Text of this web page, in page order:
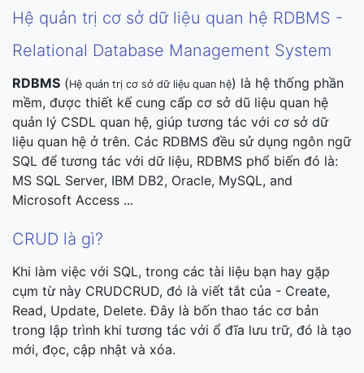
Hệ quản trị cơ sở dữ liệu quan hệ RDBMS -
Relational Database Management System
RDBMS (Hệ quản trị cơ sở dữ liệu quan hệ) là hệ thống phần
mềm, được thiết kế cung cấp cơ sở dũ liệu quan hệ
quản lý CSDL quan hệ, giúp tương tác với cơ sở dữ
liệu quan hệ ở trên. Các RDBMS đều sử dụng ngôn ngữ
SQL để tương tác với dữ liệu, RDBMS phổ biến đó là:
MS SQL Server, IBM DB2, Oracle, MySQL, and
Microsoft Access ...
CRUD là gì?
Khi làm việc với SQL, trong các tài liệu bạn hay gặp
cụm từ này CRUDCRUD, đó là viết tắt của - Create,
Read, Update, Delete. Đây là bốn thao tác cơ bản
trong lập trình khi tương tác với ổ đĩa lưu trữ, đó là tạo
mới, đọc, cập nhật và xóa.